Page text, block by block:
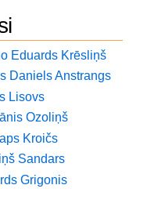
Eduards Krēsliņš
Daniels Anstrangs
Lisovs
Ozoliņš
Kroičs
Sandars
Grigonis